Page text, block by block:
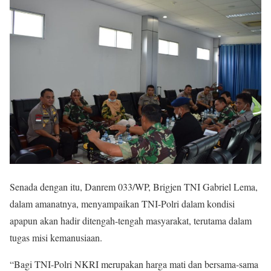
Senada dengan itu, Danrem 033/WP, Brigjen TNI Gabriel Lema,
dalam amanatnya, menyampaikan TNI-Polri dalam kondisi
apapun akan hadir ditengah-tengah masyarakat, terutama dalam
tugas misi kemanusiaan.
“Bagi TNI-Polri NKRI merupakan harga mati dan bersama-sama